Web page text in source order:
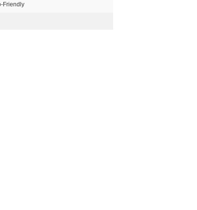
Friendly